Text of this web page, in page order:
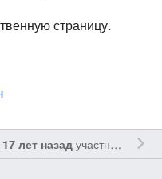
страницу.
лет назадучастником